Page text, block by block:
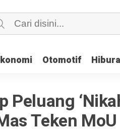
Otomotif
Otomotif
Teken MoU